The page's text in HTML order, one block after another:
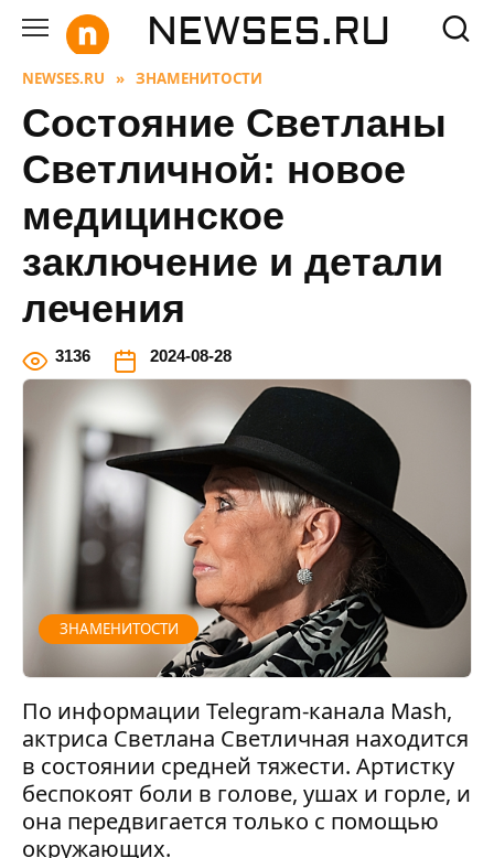
Перейти
содержанию
NEWSES.RU
NEWSES.RU » ЗНАМЕНИТОСТИ
Состояние Светланы
Светличной: новое
медицинское
заключение и детали
лечения
3136 2024-08-28
ЗНАМЕНИТОСТИ
По информации Telegram-канала Mash,
актриса Светлана Светличная находится
в состоянии средней тяжести. Артистку
беспокоят боли в голове, ушах и горле, и
она передвигается только с помощью
окружающих.